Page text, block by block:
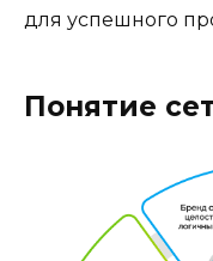
для успешного
Понятие